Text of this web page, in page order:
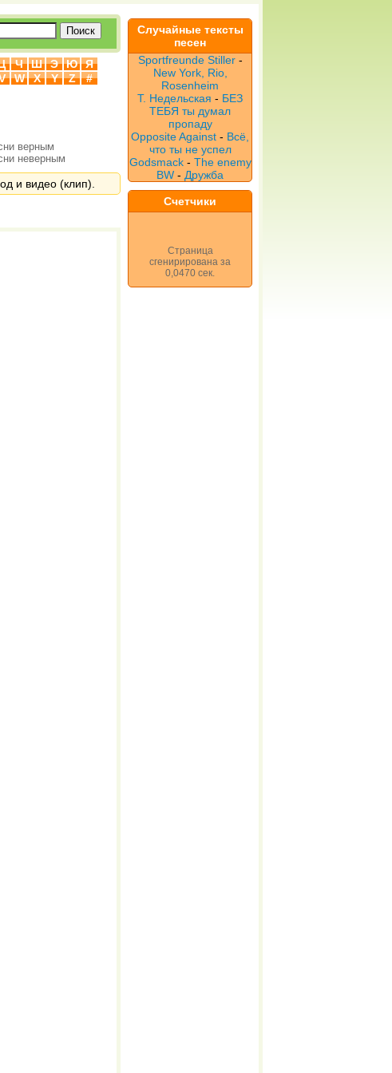
Ч Ш Э Ю
Я
W X Y Z
#
верным
неверным
и видео (клип).
Случайные тексты
песен
Sportfreunde Stiller-
New York, Rio,
Rosenheim
Т. Недельская - БЕЗ
ТЕБЯ ты думал
пропаду
Opposite Against - Всё,
что ты не успел
Godsmack- The enemy
BW - Дружба
Счетчики
Страница
сгенирирована за
0,0470 сек.